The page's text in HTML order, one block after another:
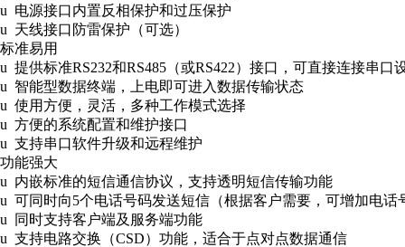
u 电源接口内置反相保护和过压保护
u 天线接口防雷保护（可选）
标准易用
u 提供标准RS232和RS485（或RS422）接口，可直接连接串口
u 智能型数据终端，上电即可进入数据传输状态
u 使用方便，灵活，多种工作模式选择
u 方便的系统配置和维护接口
u 支持串口软件升级和远程维护
功能强大
u 内嵌标准的短信通信协议，支持透明短信传输功能
u 可同时向5个电话号码发送短信（根据客户需要，可增加电话
u 同时支持客户端及服务端功能
u 支持电路交换（CSD）功能，适合于点对点数据通信